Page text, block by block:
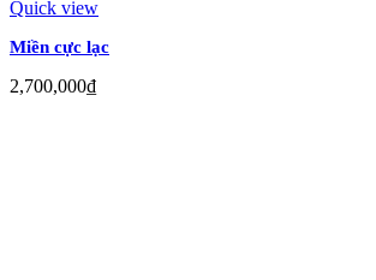
Quick view
Miền cực lạc
2,700,000₫